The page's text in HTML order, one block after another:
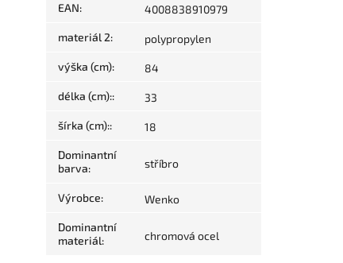
EAN: 4008838910979
materiál 2: polypropylen
výška (cm): 84
délka (cm):: 33
šírka (cm):: 18
Dominantní
barva: stříbro
Výrobce: Wenko
Dominantní
materiál: chromová ocel